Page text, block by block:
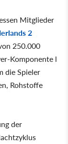
Mitglieder
2
250.000
Komponente l
die Spieler
Rohstoffe
der